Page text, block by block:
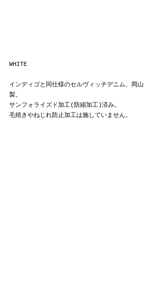
WHITE
インディゴと同仕様のセルヴィッチデニム、岡山
製。
サンフォライズド加工(防縮加工)済み。
毛焼きやねじれ防止加工は施していません。